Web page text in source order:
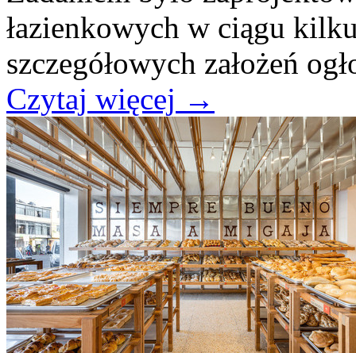
łazienkowych w ciągu
szczegółowych założeń
Czytaj więcej →